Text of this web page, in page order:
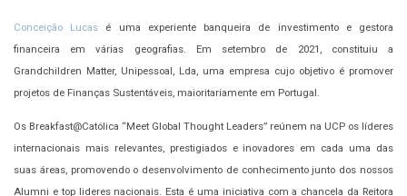
Conceição Lucas é uma experiente banqueira de investimento e gestora
financeira em várias geografias. Em setembro de 2021, constituiu a
Grandchildren Matter, Unipessoal, Lda, uma empresa cujo objetivo é promover
projetos de Finanças Sustentáveis, maioritariamente em Portugal.
Os Breakfast@Católica “Meet Global Thought Leaders” reúnem na UCP os líderes
internacionais mais relevantes, prestigiados e inovadores em cada uma das
suas áreas, promovendo o desenvolvimento de conhecimento junto dos nossos
Alumni e top lideres nacionais. Esta é uma iniciativa com a chancela da Reitora